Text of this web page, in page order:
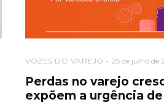
VOZES DO VAREJO 25 de julho de
Perdas no varejo
expõem a urgência